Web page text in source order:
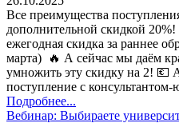
Все преимущества
дополнительной скидкой
ежегодная скидка за раннее
марта) 🔥 А сейчас мы даём
умножить эту скидку на 2! 💶
поступление с
Подробнее...
Вебинар: Выбираете